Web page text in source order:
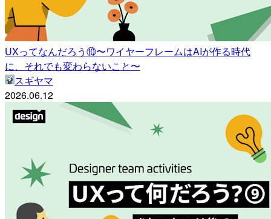
UXってなんだろう⑩〜ワイヤーフレームはAIが作る時代
に、それでも変わらないこと〜
スギヤマ
2026.06.12